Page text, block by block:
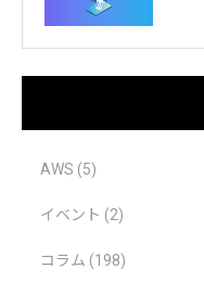
AWS (5)
イベント (2)
コラム (198)